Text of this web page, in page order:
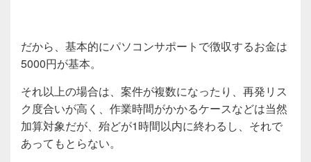
だから、基本的にパソコンサポートで徴収するお金は
5000円が基本。
それ以上の場合は、案件が複数になったり、再発リス
ク度合いが高く、作業時間がかかるケースなどは当然
加算対象だが、殆どが1時間以内に終わるし、それで
あってもとらない。